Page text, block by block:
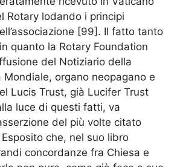
Rotary lodando i principi
[99]. Il fatto tanto
quanto la Rotary Foundation
del Notiziario della
Mondiale, organo neopagano e
Lucis Trust, già Lucifer Trust
luce di questi fatti, va
del più volte citato
che, nel suo libro
concordanze fra Chiesa e